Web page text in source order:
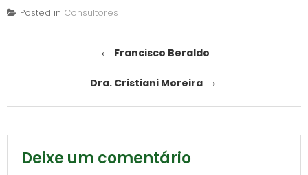
Posted in Consultores
navigation
← Francisco Beraldo
Dra. Cristiani Moreira →
Deixe um comentário